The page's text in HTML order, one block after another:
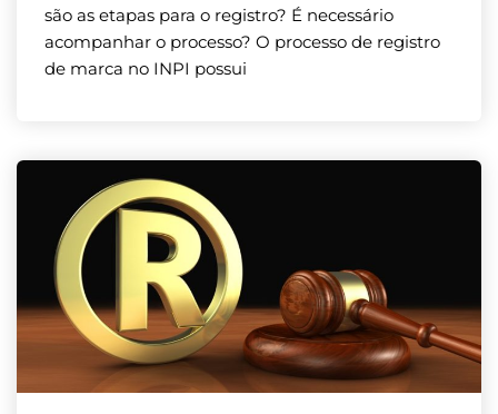
são as etapas para o registro? É necessário
acompanhar o processo? O processo de registro
de marca no INPI possui